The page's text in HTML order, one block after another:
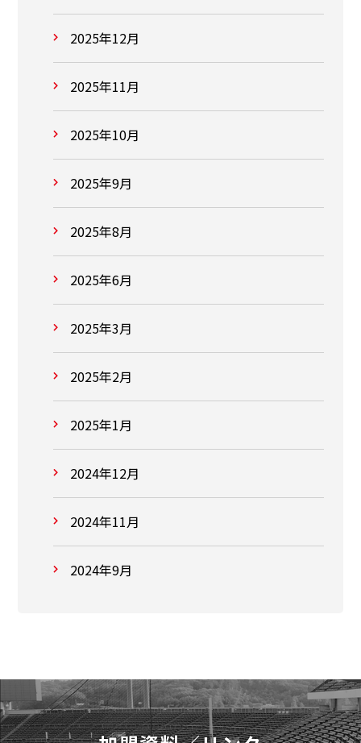
2025年12月
2025年11月
2025年10月
2025年9月
2025年8月
2025年6月
2025年3月
2025年2月
2025年1月
2024年12月
2024年11月
2024年9月